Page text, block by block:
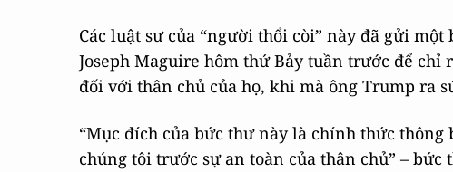
Các luật sư của “người thổi còi” này đã gửi
Joseph Maguire hôm thứ Bảy tuần trước để
đối với thân chủ của họ, khi mà ông Trump ra
“Mục đích của bức thư này là chính thức
chúng tôi trước sự an toàn của thân chủ” –